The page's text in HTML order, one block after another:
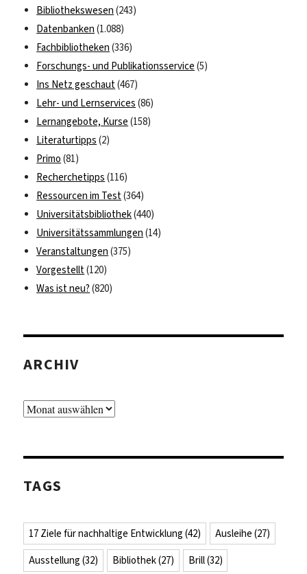
Bibliothekswesen (243)
Datenbanken (1.088)
Fachbibliotheken (336)
Forschungs- und Publikationsservice (5)
Ins Netz geschaut(467)
Lehr- und Lernservices (86)
Lernangebote, Kurse (158)
Literaturtipps (2)
Primo (81)
Recherchetipps (116)
Ressourcen im Test(364)
Universitätsbibliothek(440)
Universitätssammlungen (14)
Veranstaltungen (375)
Vorgestellt(120)
Was ist neu? (820)
ARCHIV
Archiv
TAGS
17 Ziele für nachhaltige Entwicklung (42) Ausleihe (27)
Ausstellung (32) Bibliothek(27) Brill(32)